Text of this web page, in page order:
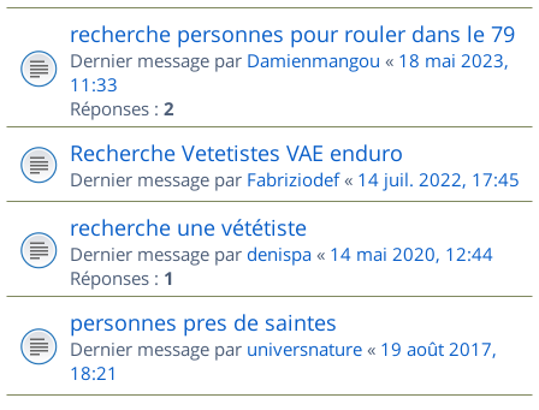
recherche personnes pour rouler dans le 79
Dernier message par Damienmangou « 18 mai 2023,
11:33
Réponses : 2
Recherche Vetetistes VAE enduro
Dernier message par Fabriziodef« 14 juil. 2022, 17:45
recherche une vététiste
Dernier message par denispa « 14 mai 2020, 12:44
Réponses : 1
personnes pres de saintes
Dernier message par universnature « 19 août 2017,
18:21